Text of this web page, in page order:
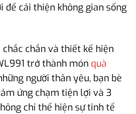
cải thiện không gian sống
chắn và thiết kế hiện
trở thành món quà
người thân yêu, bạn bè
ứng chạm tiện lợi và 3
chỉ thể hiện sự tinh tế